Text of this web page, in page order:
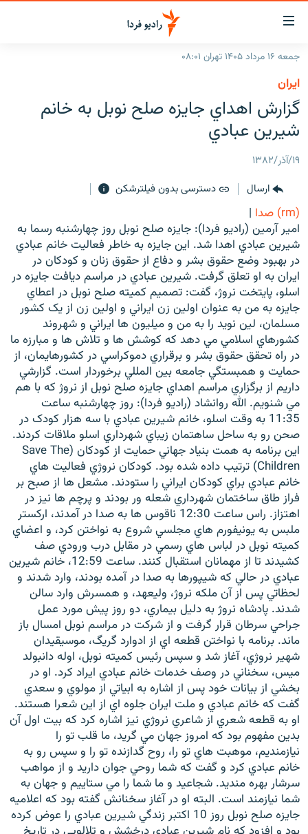
لینک‌های
قابلیت
دسترسی
بازگشت
به
منوی
اصلی
رفتن
صفحه
جستجو
ایران
جهان
برنامه‌های رادیویی
فرکانس‌ها
پادکست
چندرسانه‌ای
گزارش‌های تصویری
گزارش‌های ویدئویی
زنان فردا
English
به ما بپیوندید
زبان‌های دیگر
جمعه ۱۶ مرداد ۱۴۰۵ تهران ۰۸:۰۱
ايران
گزارش اهداي جايزه صلح نوبل به خانم
شيرين عبادي
۱۹/آذر/۱۳۸۲
ارسال
دسترسی بدون فیلترشکن
(rm) صدا
|
امير آرمين (راديو فردا): جايزه صلح نوبل روز چهارشنبه رسما به
شيرين عبادي اهدا شد. اين جايزه به خاطر فعاليت خانم عبادي
در بهبود وضع حقوق بشر و دفاع از حقوق زنان و کودکان در
ايران به او تعلق گرفت. شيرين عبادي در مراسم ديافت جايزه در
اسلو، پايتخت نروژ، گفت: تصميم کميته صلح نوبل در اعطاي
جايزه به من به عنوان اولين زن ايراني و اولين زن از يک کشور
مسلمان، لين نويد را به من و ميليون ها ايراني و شهروند
کشورهاي اسلامي مي دهد که کوشش ها و تلاش ها و مبارزه ما
در راه تحقق حقوق بشر و برقراري دموکراسي در کشورهايمان، از
حمايت و همبستگي جامعه بين المللي برخوردار است. گزارشي
داريم از برگزاري مراسم اهداي جايزه صلح نوبل از نروژ که با هم
مي شنويم. الله روانشاد (راديو فردا): روز چهارشنبه ساعت
11:35 به وقت اسلو، خانم شيرين عبادي با سه هزار کودک در
صحن رو به ساحل ساهتمان زيباي شهرداري اسلو ملاقات کردند.
اين برنامه به همت بنياد جهاني حمايت از کودکان (Save The
Children) ترتيب داده شده بود. کودکان نروژي فعاليت هاي
خانم عبادي براي کودکان ايراني را ستودند. مشعل ها از صبح بر
فراز طاق ساختمان شهرداري شعله ور بودند و پرچم ها نيز در
اهتزاز. راس ساعت 12:30 ناقوس ها به صدا در آمدند، ارکستر
ملبس به يونيفورم هاي مجلسي شروع به نواختن کرد، و اعضاي
کميته نوبل در لباس هاي رسمي در مقابل درب ورودي صف
کشيدند تا از مهمانان استقبال کنند. ساعت 12:59، خانم شيرين
عبادي در حالي که شيپورها به صدا در آمده بودند، وارد شدند و
لحظاتي پس از آن ملکه نروژ، وليعهد، و همسرش وارد سالن
شدند. پادشاه نروژ به دليل بيماري، دو روز پيش مورد عمل
جراحي سرطان قرار گرفت و از شرکت در مراسم نوبل امسال باز
ماند. برنامه با نواختن قطعه اي از ادوارد گریگ، موسيقيدان
شهير نروژي، آغاز شد و سپس رئيس کميته نوبل، اوله دانبولد
ميس، سخناني در وصف خدمات خانم عبادي ايراد کرد. او در
بخشي از بيانات خود پس از اشاره به ابياتي از مولوي و سعدي
گفت که خانم عبادي و ملت ايران جلوه اي از اين شعرا هستند.
او به قطعه شعري از شاعري نروژي نيز اشاره کرد که بيت اول آن
بدين مفهوم بود که امروز جهان مي گريد، ما قلب تو را
نيازمنديم، موهبت هاي تو را، روح گدازنده تو را و سپس رو به
خانم عبادي کرد و گفت که شما روحي جوان داريد و از مواهب
سرشار بهره منديد. شجاعيد و ما شما را مي ستاييم و جهان به
شما نيازمند است. البته او در آغاز سخنانش گفته بود که اعلاميه
جايزه صلح نوبل روز 10 اکتبر زندگي شيرين عبادي را عوض کرده